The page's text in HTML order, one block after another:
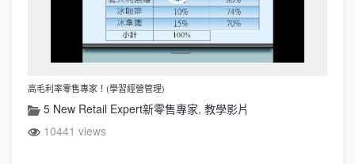
高毛利率零售專家！(學習經營管理)
5 New Retail Expert新零售專家, 教學影片
10441 views